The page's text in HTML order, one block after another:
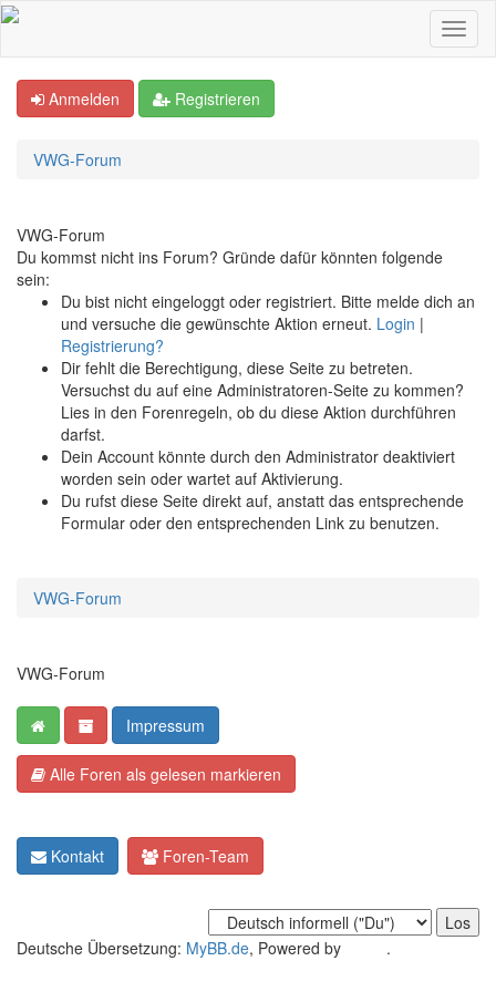
Anmelden Registrieren
VWG-Forum
VWG-Forum
Du kommst nicht ins Forum? Gründe dafür könnten folgende
sein:
Du bist nicht eingeloggt oder registriert. Bitte melde dich an
und versuche die gewünschte Aktion erneut. Login |
Registrierung?
Dir fehlt die Berechtigung, diese Seite zu betreten.
Versuchst du auf eine Administratoren-Seite zu kommen?
Lies in den Forenregeln, ob du diese Aktion durchführen
darfst.
Dein Account könnte durch den Administrator deaktiviert
worden sein oder wartet auf Aktivierung.
Du rufst diese Seite direkt auf, anstatt das entsprechende
Formular oder den entsprechenden Link zu benutzen.
VWG-Forum
VWG-Forum
Impressum
Alle Foren als gelesen markieren
Kontakt Foren-Team
Deutsche Übersetzung: MyBB.de, Powered by .